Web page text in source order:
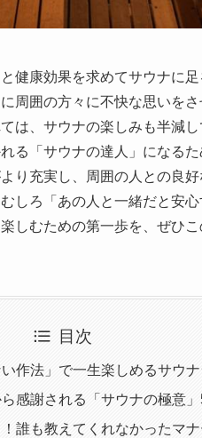
健康効果を求めてサウナに
周囲の方々に不快な思いを
は、サウナの楽しみも半減
る「サウナの達人」になる
り充実し、周囲の人との良
しろ「あの人と一緒だと安
しむための第一歩を、ぜひ
目次
作法」で一生楽しめるサウ
感謝される「サウナの極意
誰も教えてくれなかったマ